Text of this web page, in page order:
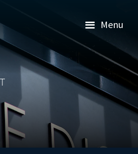
Menu